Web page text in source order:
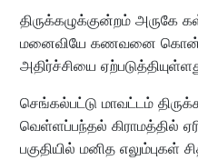
திருக்கழுக்குன்றம் அருகே
மனைவியே கணவனை
அதிர்ச்சியை
செங்கல்பட்டு மாவட்டம்
வெள்ளப்பந்தல் கிராமத்தில்
பகுதியில் மனித எலும்புகள்